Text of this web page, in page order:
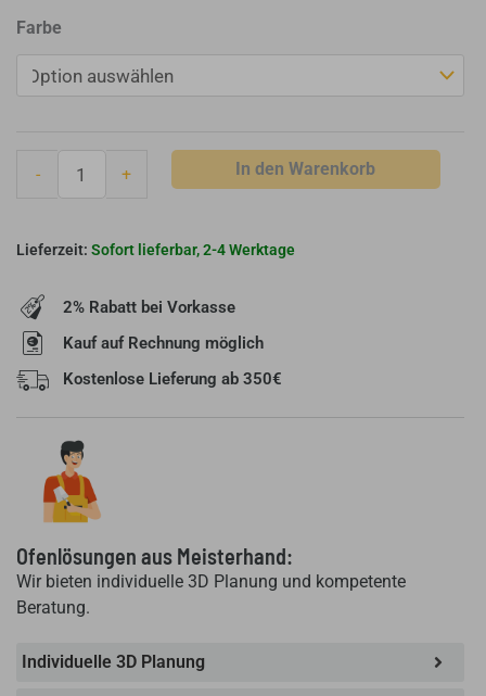
Farbe
-
CB-
Warmluftgitter
23
cm
verstellbar
Hochkant
Einbaumaß:
225
x
345
mm
Menge
+ In den Warenkorb
Sofort lieferbar, 2-4 Werktage
2% Rabatt bei Vorkasse
Kauf auf Rechnung möglich
Kostenlose Lieferung ab 350€
Ofenlösungen aus Meisterhand:
Wir bieten individuelle 3D Planung und kompetente
Beratung.
Individuelle 3D Planung